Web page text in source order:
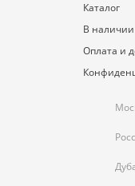
Каталог
В наличии
Оплата и